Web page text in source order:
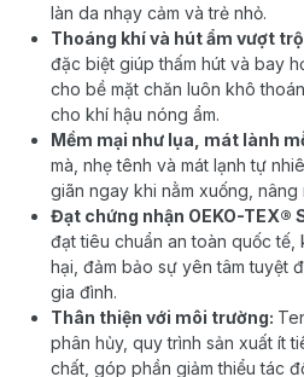
làn da nhạy cảm và trẻ nhỏ.
Thoáng khí và hút ẩm vượt
đặc biệt giúp thấm hút và bay
cho bề mặt chăn luôn khô
cho khí hậu nóng ẩm.
Mềm mại như lụa, mát lành
mà, nhẹ tênh và mát lạnh tự
giãn ngay khi nằm xuống, nâng
Đạt chứng nhận OEKO-TEX®
đạt tiêu chuẩn an toàn quốc
hại, đảm bảo sự yên tâm tuyệt
gia đình.
Thân thiện với môi trường:
phân hủy, quy trình sản xuất ít
chất, góp phần giảm thiểu tác